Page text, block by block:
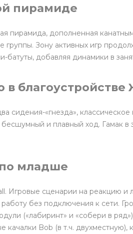
пирамиде
пирамида, дополненная
Зону активных игр
добавляя динамики в
в
«гнезда»,
и плавный ход. Гамак
младше
сценарии на реакцию и
без подключения к сети.
(«лабиринт» и «собери в
Bob (в т.ч. двухместную),